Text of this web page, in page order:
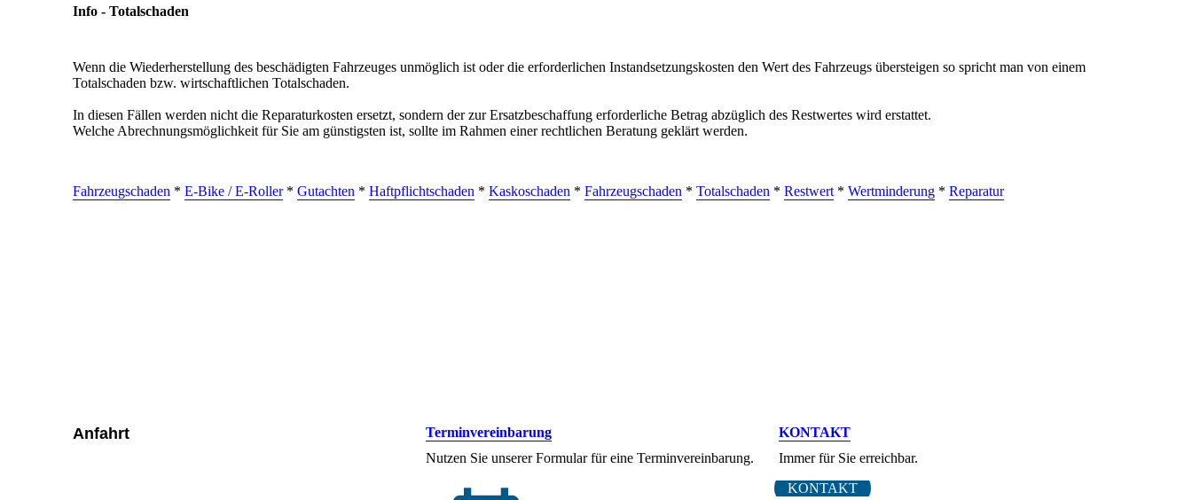
Info - Totalschaden
Wenn die Wiederherstellung des beschädigten Fahrzeuges unmöglich ist oder die erforderlichen Instandsetzungskosten den Wert des Fahrzeugs übersteigen so spricht man von einem
Totalschaden bzw. wirtschaftlichen Totalschaden.
In diesen Fällen werden nicht die Reparaturkosten ersetzt, sondern der zur Ersatzbeschaffung erforderliche Betrag abzüglich des Restwertes wird erstattet.
Welche Abrechnungsmöglichkeit für Sie am günstigsten ist, sollte im Rahmen einer rechtlichen Beratung geklärt werden.
Fahrzeugschaden * E-Bike / E-Roller* Gutachten * Haftpflichtschaden * Kaskoschaden * Fahrzeugschaden * Totalschaden * Restwert * Wertminderung * Reparatur
Anfahrt
Terminvereinbarung
Nutzen Sie unserer Formular für eine Terminvereinbarung.
KONTAKT
Immer für Sie erreichbar.
KONTAKT